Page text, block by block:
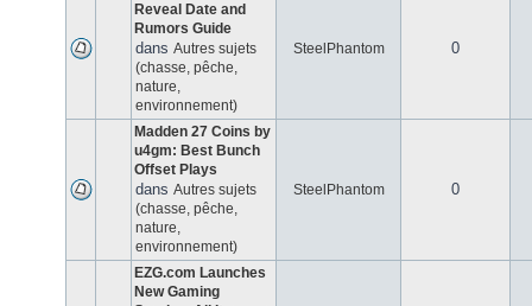
Reveal Date and
Rumors Guide
dans Autres sujets
(chasse, pêche,
nature,
environnement)
SteelPhantom 0
Madden 27 Coins by
u4gm: Best Bunch
Offset Plays
dans Autres sujets
(chasse, pêche,
nature,
environnement)
SteelPhantom 0
EZG.com Launches
New Gaming